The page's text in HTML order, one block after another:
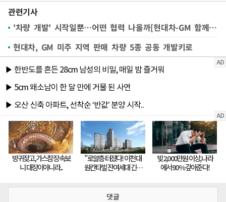
관련기사
'차량 개발' 시작일뿐…어떤 협력 나올까[현대차-GM 함께 달린다②]
현대차, GM 미주 지역 판매 차량 5종 공동 개발키로
댓글